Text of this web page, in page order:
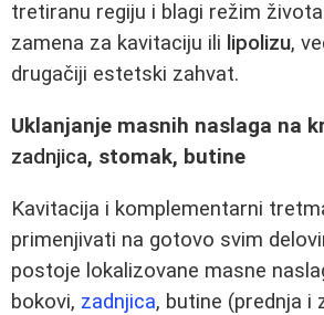
tretiranu regiju i blagi režim
zamena za kavitaciju ili lipolizu,
drugačiji estetski zahvat.
Uklanjanje masnih naslaga na
zadnjica, stomak, butine
Kavitacija i komplementarni
primenjivati na gotovo svim
postoje lokalizovane masne
bokovi, zadnjica, butine (prednja i